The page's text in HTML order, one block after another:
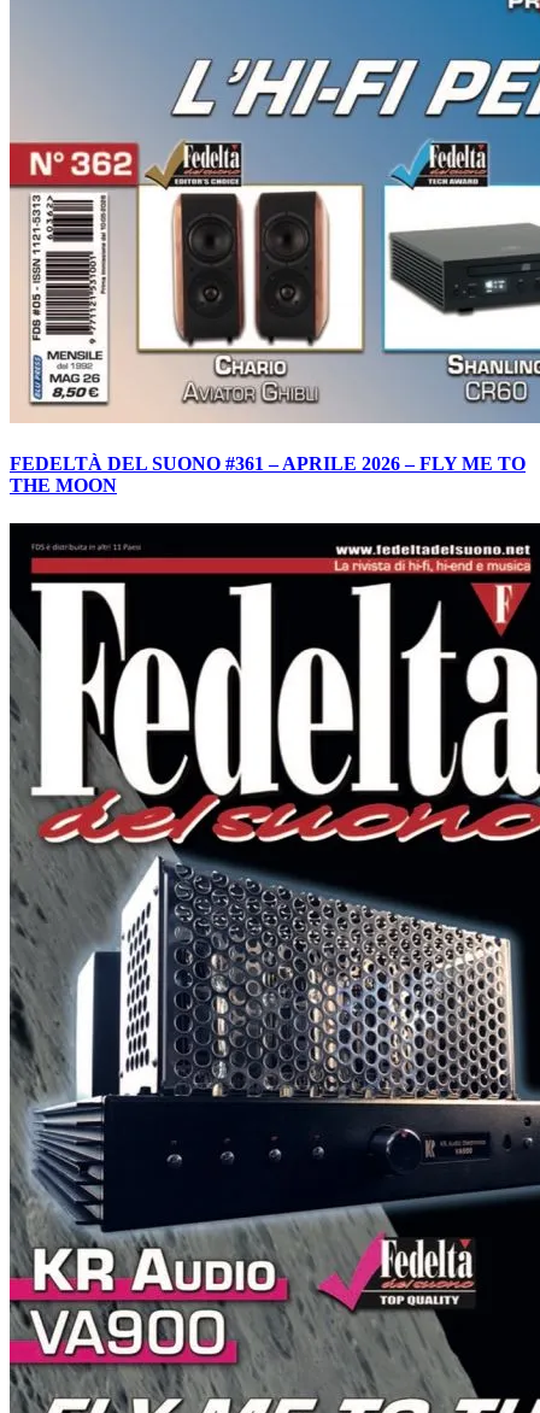
FEDELTÀ DEL SUONO #361 – APRILE 2026 – FLY ME TO
THE MOON